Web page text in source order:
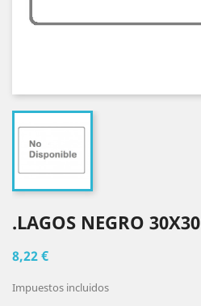
.LAGOS NEGRO 30X30
8,22 €
Impuestos incluidos